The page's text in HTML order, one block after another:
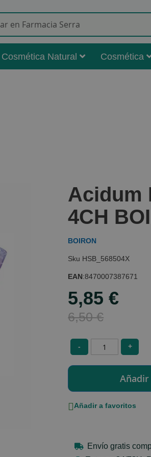
Cosmética Natural Cosmética
Acidum
4CH
BOIRON
HSB_568504X
EAN:8470007387671
Special
Price
5,85 €
6,50 €
- +
Añadir a favoritos
Envío gratis